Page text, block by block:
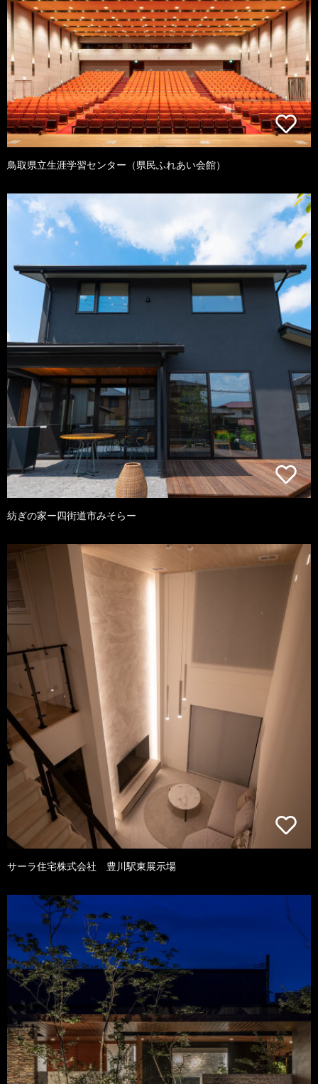
鳥取県立生涯学習センター（県民ふれあい会館）
紡ぎの家ー四街道市みそらー
サーラ住宅株式会社 豊川駅東展示場